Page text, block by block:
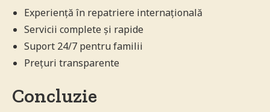
Experiență în repatriere internațională
Servicii complete și rapide
Suport 24/7 pentru familii
Prețuri transparente
Concluzie